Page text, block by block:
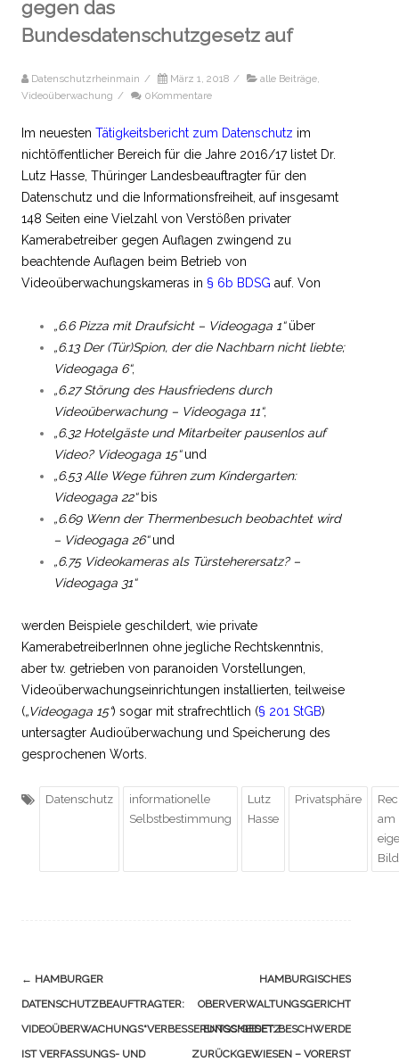
gegen das
Bundesdatenschutzgesetz auf
Datenschutzrheinmain / März 1, 2018 / alle Beiträge
Videoüberwachung / 0Kommentare
Im neuesten Tätigkeitsbericht zum Datenschutz im
nichtöffentlicher Bereich für die Jahre 2016/17 listet Dr.
Lutz Hasse, Thüringer Landesbeauftragter für den
Datenschutz und die Informationsfreiheit, auf insgesamt
148 Seiten eine Vielzahl von Verstößen privater
Kamerabetreiber gegen Auflagen zwingend zu
beachtende Auflagen beim Betrieb von
Videoüberwachungskameras in § 6b BDSG auf. Von
„6.6 Pizza mit Draufsicht – Videogaga 1“über
„6.13 Der (Tür)Spion, der die Nachbarn nicht liebte;
Videogaga 6“,
„6.27 Störung des Hausfriedens durch
Videoüberwachung – Videogaga 11“,
„6.32 Hotelgäste und Mitarbeiter pausenlos auf
Video? Videogaga 15“und
„6.53 Alle Wege führen zum Kindergarten:
Videogaga 22“bis
„6.69 Wenn der Thermenbesuch beobachtet wird
– Videogaga 26“und
„6.75 Videokameras als Türsteherersatz? –
Videogaga 31“
werden Beispiele geschildert, wie private
KamerabetreiberInnen ohne jegliche Rechtskenntnis,
aber tw. getrieben von paranoiden Vorstellungen,
Videoüberwachungseinrichtungen installierten, teilweise
(„Videogaga 15“) sogar mit strafrechtlich (§ 201 StGB)
untersagter Audioüberwachung und Speicherung des
gesprochenen Worts.
Datenschutz
informationelle
Selbstbestimmung
Lutz
Hasse
Privatsphäre
am
Bild
Navigation
(Beiträge)
← HAMBURGER
DATENSCHUTZBEAUFTRAGTER:
VIDEOÜBERWACHUNGS“VERBESSERUNGS“GESETZ
IST VERFASSUNGS- UND
HAMBURGISCHES
OBERVERWALTUNGSGERICHT
ENTSCHEIDET: BESCHWERDE
ZURÜCKGEWIESEN – VORERST